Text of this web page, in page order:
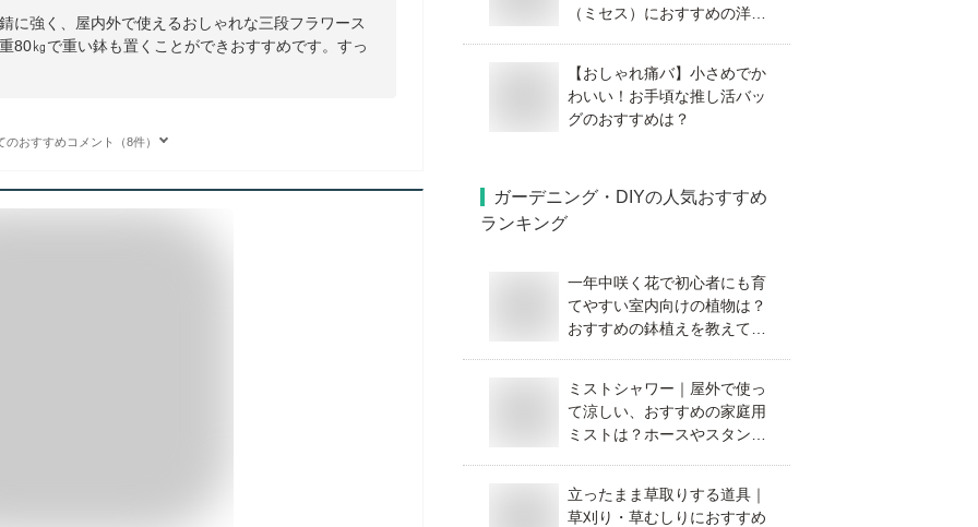
に強く、屋内外で使えるおしゃれな三段フラワース
80㎏で重い鉢も置くことができおすすめです。すっ
のおすすめコメント（8件）
（ミセス）におすすめの洋服
【おしゃれ痛バ】小さめでか
わいい！お手頃な推し活バッ
グのおすすめは？
ガーデニング・DIYの人気おすすめ
ランキング
一年中咲く花で初心者にも育
てやすい室内向けの植物は？
おすすめの鉢植えを教えてく
ミストシャワー｜屋外で使っ
て涼しい、おすすめの家庭用
ミストは？ホースやスタンド
立ったまま草取りする道具｜
草刈り・草むしりにおすすめ